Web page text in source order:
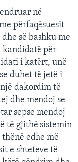
në
përfaqësuesit
së bashku me
kandidatë për
i katërt, unë
duhet të jetë i
dakordim të
dhe mendoj se
sepse mendoj
të gjithë sistemin
edhe më
e shteteve të